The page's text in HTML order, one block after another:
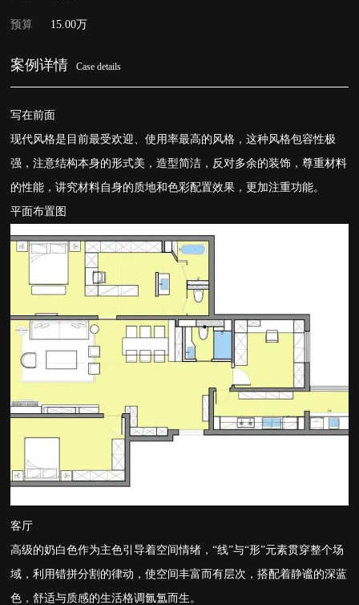
预算 15.00万
案例详情 Case details
写在前面
现代风格是目前最受欢迎、使用率最高的风格，这种风格包容性极
强，注意结构本身的形式美，造型简洁，反对多余的装饰，尊重材料
的性能，讲究材料自身的质地和色彩配置效果，更加注重功能。
平面布置图
客厅
高级的奶白色作为主色引导着空间情绪，“线”与“形”元素贯穿整个场
域，利用错拼分割的律动，使空间丰富而有层次，搭配着静谧的深蓝
色，舒适与质感的生活格调氤氲而生。